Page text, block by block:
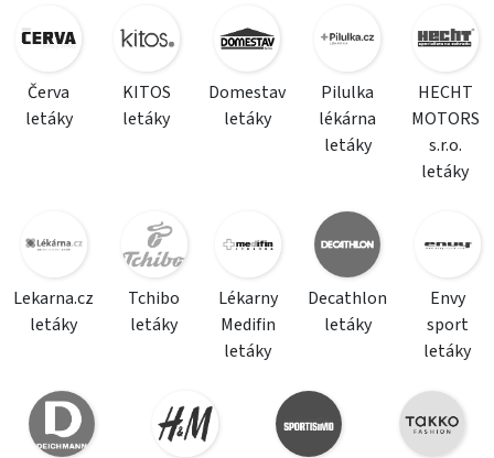
Červa
letáky
KITOS
letáky
Domestav
letáky
Pilulka
lékárna
letáky
HECHT
MOTORS
s.r.o.
letáky
Lekarna.cz
letáky
Tchibo
letáky
Lékarny
Medifin
letáky
Decathlon
letáky
Envy
sport
letáky